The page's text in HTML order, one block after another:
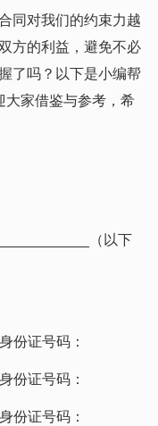
同对我们的约束力越
方的利益，避免不必
了吗？以下是小编帮
大家借鉴与参考，希
（以下
份证号码：
份证号码：
份证号码：